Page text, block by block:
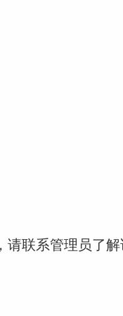
请联系管理员了